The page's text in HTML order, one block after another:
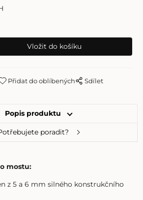
Přidat do oblíbených Sdílet
Popis produktu
poradit?
mostu:
z 5 a 6 mm silného konstrukčního